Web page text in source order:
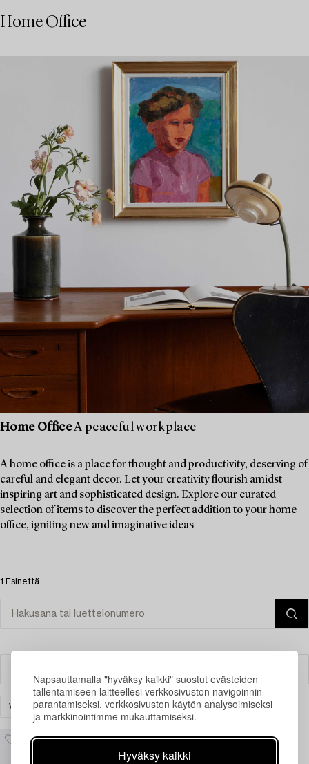
Napsauttamalla "hyväksy kaikki" suostut evästeiden
tallentamiseen laitteellesi verkkosivuston navigoinnin
parantamiseksi, verkkosivuston käytön analysoimiseksi
ja markkinointimme mukauttamiseksi.
Hyväksy kaikki
Home Office
Home OfficeA peaceful workplace
A home office is a place for thought and productivity, deserving of
careful and elegant decor. Let your creativity flourish amidst
inspiring art and sophisticated design. Explore our curated
selection of items to discover the perfect addition to your home
office, igniting new and imaginative ideas
1 Esinettä
VALAISIMET LATTIAVALAISIMET TYHJENNÄ KAIKKI